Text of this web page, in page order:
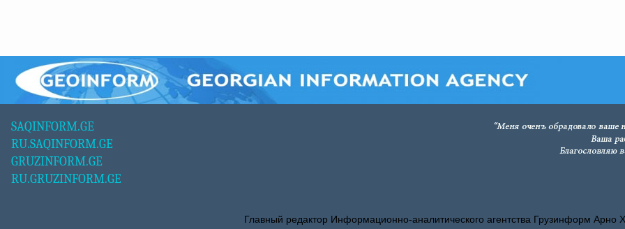
SAQINFORM.GE
RU.SAQINFORM.GE
GRUZINFORM.GE
RU.GRUZINFORM.GE
Главный редактор Информационно-аналитического агентства Грузинформ Арно